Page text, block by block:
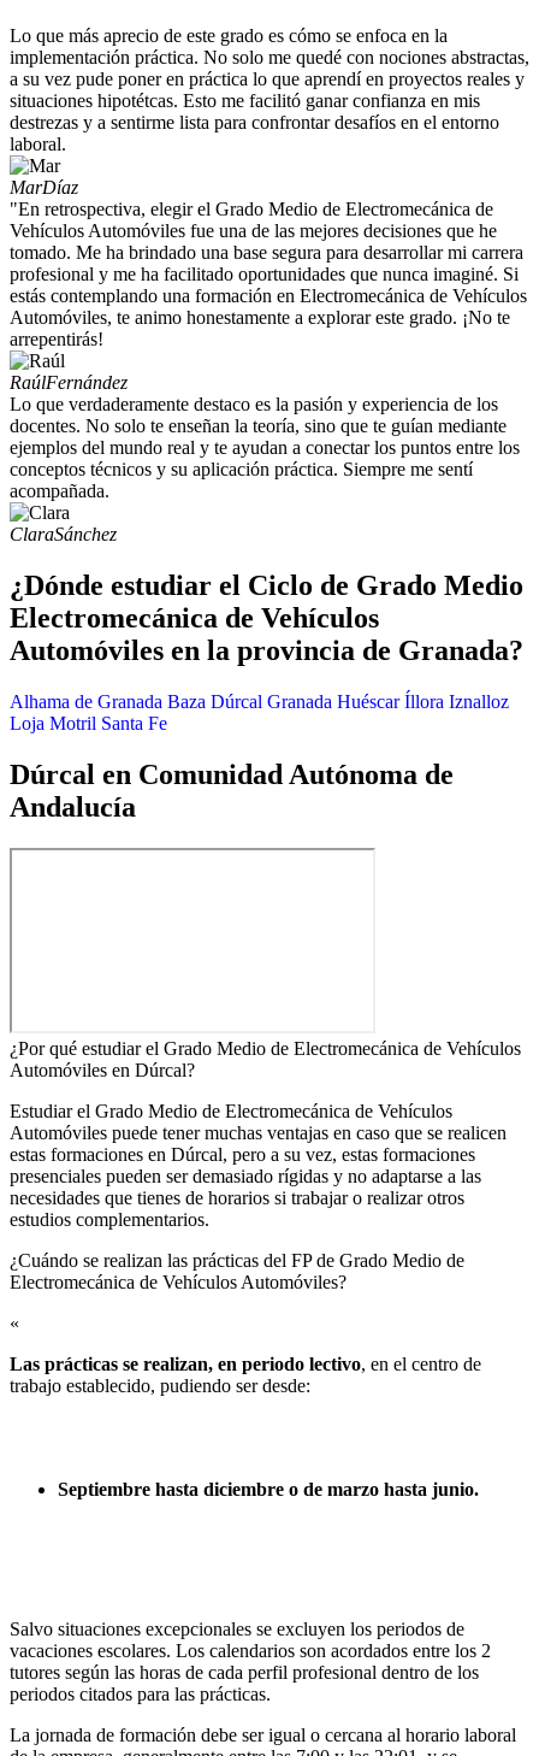
Lo que más aprecio de este grado es cómo se enfoca en la
implementación práctica. No solo me quedé con nociones abstractas,
a su vez pude poner en práctica lo que aprendí en proyectos reales y
situaciones hipotétcas. Esto me facilitó ganar confianza en mis
destrezas y a sentirme lista para confrontar desafíos en el entorno
laboral.
MarDíaz
"En retrospectiva, elegir el Grado Medio de Electromecánica de
Vehículos Automóviles fue una de las mejores decisiones que he
tomado. Me ha brindado una base segura para desarrollar mi carrera
profesional y me ha facilitado oportunidades que nunca imaginé. Si
estás contemplando una formación en Electromecánica de Vehículos
Automóviles, te animo honestamente a explorar este grado. ¡No te
arrepentirás!
RaúlFernández
Lo que verdaderamente destaco es la pasión y experiencia de los
docentes. No solo te enseñan la teoría, sino que te guían mediante
ejemplos del mundo real y te ayudan a conectar los puntos entre los
conceptos técnicos y su aplicación práctica. Siempre me sentí
acompañada.
ClaraSánchez
¿Dónde estudiar el Ciclo de Grado Medio
Electromecánica de Vehículos
Automóviles en la provincia de Granada?
Alhama de Granada Baza Dúrcal Granada Huéscar Íllora Iznalloz
Loja Motril Santa Fe
Dúrcal en Comunidad Autónoma de
Andalucía
¿Por qué estudiar el Grado Medio de Electromecánica de Vehículos
Automóviles en Dúrcal?
Estudiar el Grado Medio de Electromecánica de Vehículos
Automóviles puede tener muchas ventajas en caso que se realicen
estas formaciones en Dúrcal, pero a su vez, estas formaciones
presenciales pueden ser demasiado rígidas y no adaptarse a las
necesidades que tienes de horarios si trabajar o realizar otros
estudios complementarios.
¿Cuándo se realizan las prácticas del FP de Grado Medio de
Electromecánica de Vehículos Automóviles?​
«
Las prácticas se realizan, en periodo lectivo, en el centro de
trabajo establecido, pudiendo ser desde:
Septiembre hasta diciembre o de marzo hasta junio.
Salvo situaciones excepcionales se excluyen los periodos de
vacaciones escolares. Los calendarios son acordados entre los 2
tutores según las horas de cada perfil profesional dentro de los
periodos citados para las prácticas.
La jornada de formación debe ser igual o cercana al horario laboral